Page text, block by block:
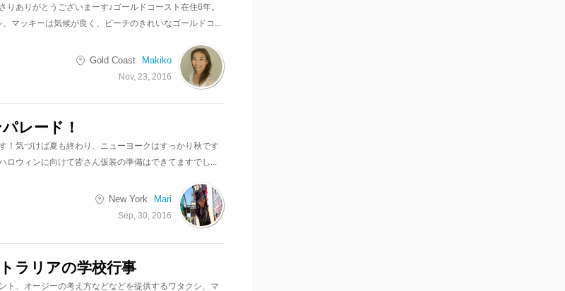
りありがとうございまーす♪ゴールドコースト在住6年。
マッキーは気候が良く、ビーチのきれいなゴールドコ...
Gold Coast Makiko
Nov, 23, 2016
レード！
！気づけば夏も終わり、ニューヨークはすっかり秋です
ロウィンに向けて皆さん仮装の準備はできてますでし...
New York Mari
Sep, 30, 2016
ラリアの学校行事
ト、オージーの考え方などなどを提供するワタクシ、マ